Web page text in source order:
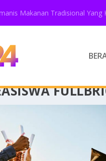
Makanan Tradisional Yang